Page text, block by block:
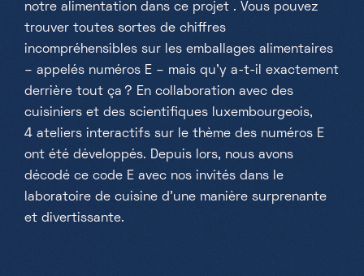
notre alimentation dans ce projet . Vous pouvez
trouver toutes sortes de chiffres
incompréhensibles sur les emballages alimentaires
– appelés numéros E – mais qu'y a-t-il exactement
derrière tout ça ? En collaboration avec des
cuisiniers et des scientifiques luxembourgeois,
4 ateliers interactifs sur le thème des numéros E
ont été développés. Depuis lors, nous avons
décodé ce code E avec nos invités dans le
laboratoire de cuisine d'une manière surprenante
et divertissante.